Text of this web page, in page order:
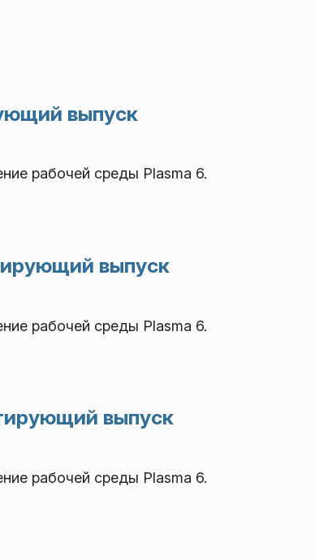
выпуск
рабочей среды Plasma 6.
выпуск
рабочей среды Plasma 6.
выпуск
рабочей среды Plasma 6.